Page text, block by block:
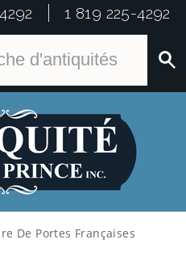
1 819 225-4292
De Portes Françaises